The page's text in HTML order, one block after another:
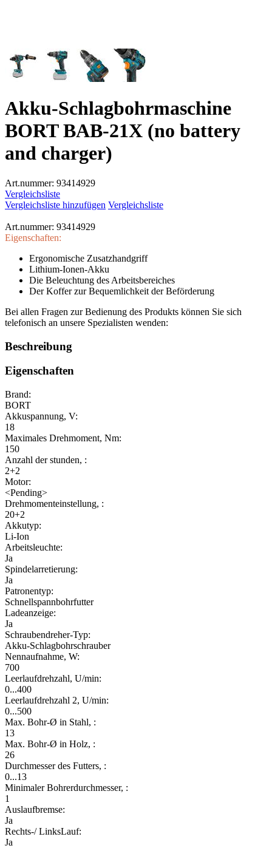
Akku-Schlagbohrmaschine
BORT BAB-21X (no battery
and charger)
Art.nummer: 93414929
Vergleichsliste
Vergleichsliste hinzufügen Vergleichsliste
Art.nummer: 93414929
Eigenschaften:
Ergonomische Zusatzhandgriff
Lithium-Ionen-Akku
Die Beleuchtung des Arbeitsbereiches
Der Koffer zur Bequemlichkeit der Beförderung
Bei allen Fragen zur Bedienung des Produkts können Sie sich
telefonisch an unsere Spezialisten wenden:
Beschreibung
Eigenschaften
Brand:
BORT
Akkuspannung, V:
18
Maximales Drehmoment, Nm:
150
Anzahl der stunden, :
2+2
Motor:
<Pending>
Drehmomenteinstellung, :
20+2
Akkutyp:
Li-Ion
Arbeitsleuchte:
Ja
Spindelarretierung:
Ja
Patronentyp:
Schnellspannbohrfutter
Ladeanzeige:
Ja
Schraubendreher-Typ:
Akku-Schlagbohrschrauber
Nennaufnahme, W:
700
Leerlaufdrehzahl, U/min:
0...400
Leerlaufdrehzahl 2, U/min:
0...500
Max. Bohr-Ø in Stahl, :
13
Max. Bohr-Ø in Holz, :
26
Durchmesser des Futters, :
0...13
Minimaler Bohrerdurchmesser, :
1
Auslaufbremse:
Ja
Rechts-/ LinksLauf:
Ja